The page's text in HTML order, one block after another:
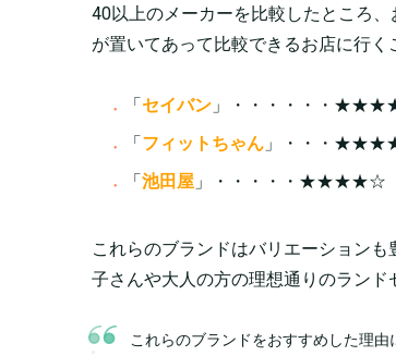
40以上のメーカーを比較したところ
が置いてあって比較できるお店に行く
「セイバン 」・・・・・・
「フィットちゃん 」・・・
「池田屋 」・・・・・★★★★☆
これらのブランドはバリエーション
子さんや大人の方の理想通りのランド
これらのブランドをおすすめした理由